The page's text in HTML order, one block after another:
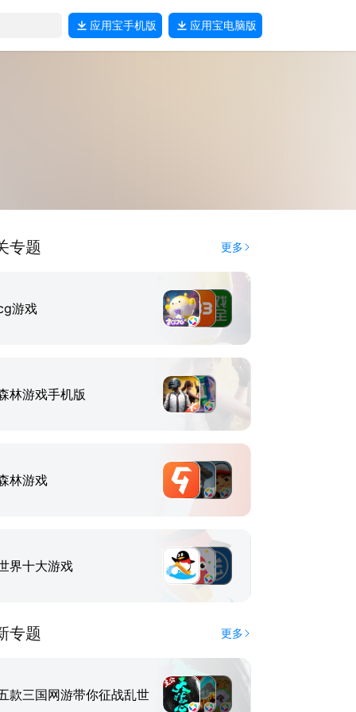
应用宝手机版 应用宝电脑版
专题 更多
游戏
林游戏手机版
林游戏
界十大游戏
专题 更多
款三国网游带你征战乱世